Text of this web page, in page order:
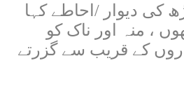
کی دیوار /احاطے کہا
، منہ اور ناک کو
کے قریب سے گزرتے